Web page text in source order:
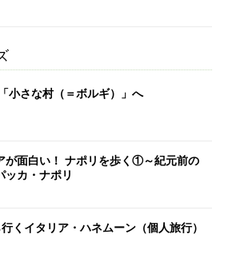
小さな村（＝ボルギ）」へ
が面白い！ ナポリを歩く①～紀元前の
ッカ・ナポリ
くイタリア・ハネムーン（個人旅行）